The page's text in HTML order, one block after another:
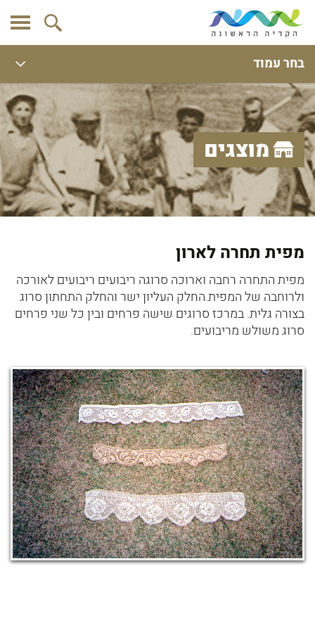
בחר עמוד
מוצגים
מפית תחרה לארון
מפית התחרה רחבה וארוכה סרוגה ריבועים ריבועים לאורכה
ולרוחבה של המפית.החלק העליון ישר והחלק התחתון סרוג
בצורה גלית. במרכז סרוגים שישה פרחים ובין כל שני פרחים
סרוג משולש מריבועים.